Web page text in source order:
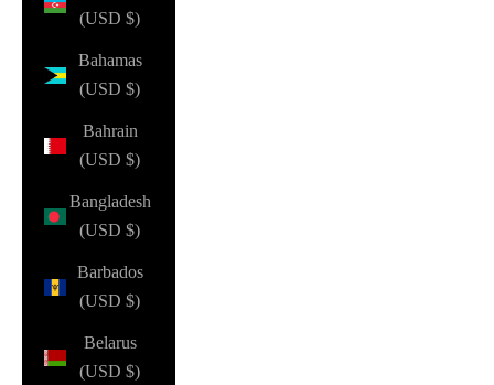
(USD $)
Bahamas
(USD $)
Bahrain
(USD $)
Bangladesh
(USD $)
Barbados
(USD $)
Belarus
(USD $)